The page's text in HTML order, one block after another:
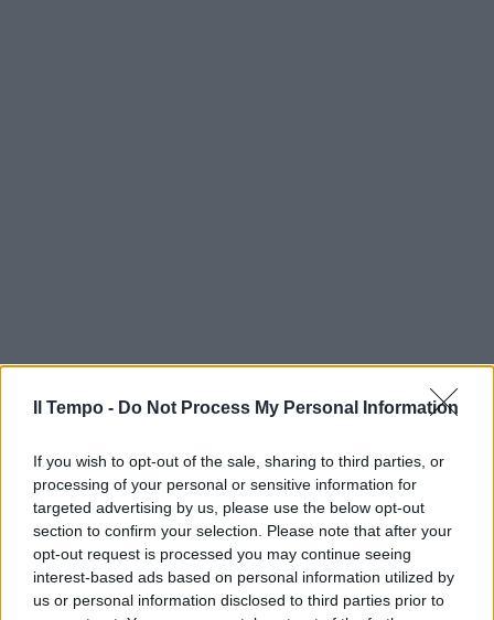
Il Tempo - Do Not Process My Personal Information
If you wish to opt-out of the sale, sharing to third parties, or
processing of your personal or sensitive information for
targeted advertising by us, please use the below opt-out
section to confirm your selection. Please note that after your
opt-out request is processed you may continue seeing
interest-based ads based on personal information utilized by
us or personal information disclosed to third parties prior to